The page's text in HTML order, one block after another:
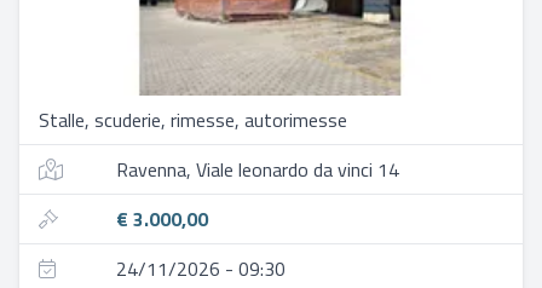
Stalle, scuderie, rimesse, autorimesse
Ravenna, Viale leonardo da vinci 14
€ 3.000,00
24/11/2026 - 09:30